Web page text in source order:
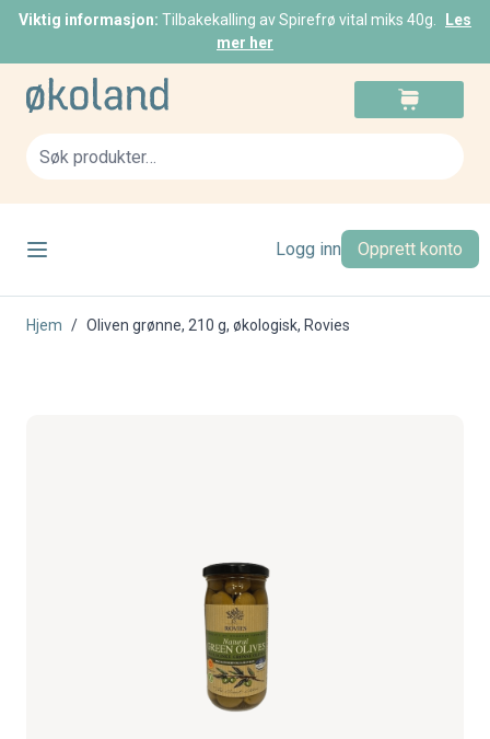
Viktig informasjon: Tilbakekalling av Spirefrø vital miks 40g.
Les
mer her
Skip to Content
Logg inn Opprett konto
Hjem / Oliven grønne, 210 g, økologisk, Rovies